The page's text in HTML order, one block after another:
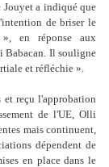
Jouyet a indiqué que
de briser le
», en réponse aux
Babacan. Il souligne
et réfléchie ».
et reçu l'approbation
de l'UE, Olli
mais continuent,
dépendent de
en place dans le